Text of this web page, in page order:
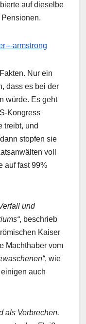
auf dieselbe
Nur ein
dass es bei der
würde. Es geht
Kongress
treibt, und
stopfen sie
voll
auf fast 99%
und
, beschrieb
Kaiser
Machthaber vom
, wie
auch
als Verbrechen.